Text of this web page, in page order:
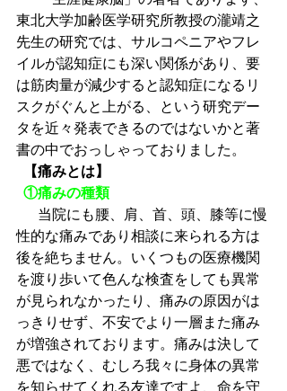
東北大学加齢医学研究所教授の瀧靖之
先生の研究では、サルコペニアやフレ
イルが認知症にも深い関係があり、要
は筋肉量が減少すると認知症になるリ
スクがぐんと上がる、という研究デー
タを近々発表できるのではないかと著
書の中でおっしゃっておりました。
【痛みとは】
①痛みの種類
性的な痛みであり相談に来られる方は
後を絶ちません。いくつもの医療機関
を渡り歩いて色んな検査をしても異常
が見られなかったり、痛みの原因がは
っきりせず、不安でより一層また痛み
が増強されております。痛みは決して
悪ではなく、むしろ我々に身体の異常
を知らせてくれる友達ですよ、命を守